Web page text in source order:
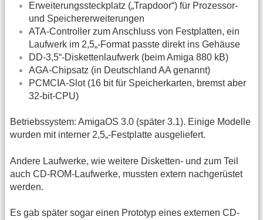
Erweiterungssteckplatz („Trapdoor“) für Prozessor-
und Speichererweiterungen
ATA-Controller zum Anschluss von Festplatten, ein
Laufwerk im 2,5„-Format passte direkt ins Gehäuse
DD-3,5“-Diskettenlaufwerk (beim Amiga 880 kB)
AGA-Chipsatz (in Deutschland AA genannt)
PCMCIA-Slot (16 bit für Speicherkarten, bremst aber
32-bit-CPU)
Betriebssystem: AmigaOS 3.0 (später 3.1). Einige Modelle
wurden mit interner 2,5„-Festplatte ausgeliefert.
Andere Laufwerke, wie weitere Disketten- und zum Teil
auch CD-ROM-Laufwerke, mussten extern nachgerüstet
werden.
Es gab später sogar einen Prototyp eines externen CD-